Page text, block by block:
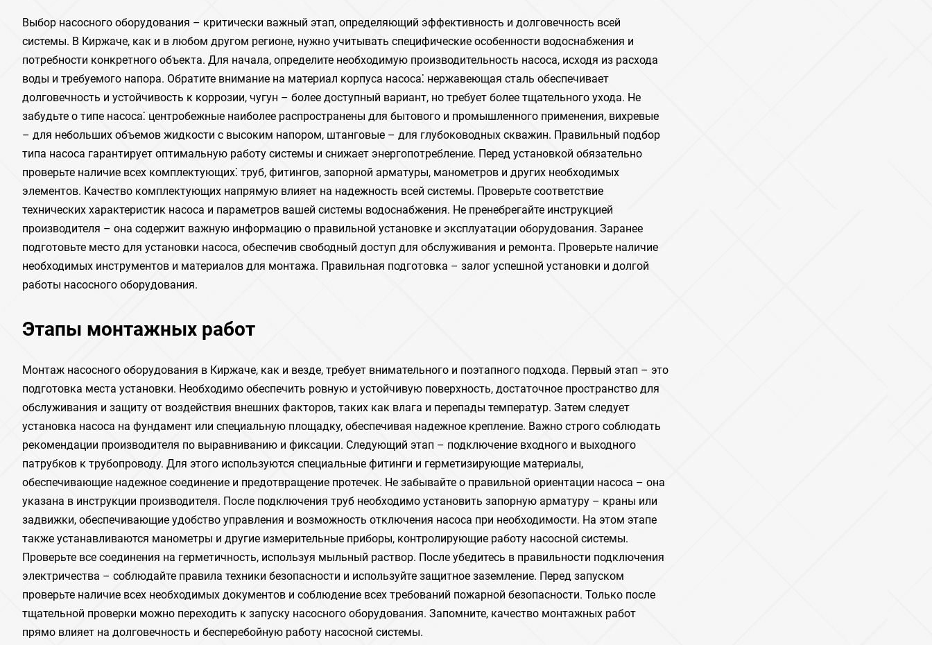
Выбор насосного оборудования – критически важный этап, определяющий эффективность и долговечность всей
системы. В Киржаче, как и в любом другом регионе, нужно учитывать специфические особенности водоснабжения и
потребности конкретного объекта. Для начала, определите необходимую производительность насоса, исходя из расхода
воды и требуемого напора. Обратите внимание на материал корпуса насоса⁚ нержавеющая сталь обеспечивает
долговечность и устойчивость к коррозии, чугун – более доступный вариант, но требует более тщательного ухода. Не
забудьте о типе насоса⁚ центробежные наиболее распространены для бытового и промышленного применения, вихревые
– для небольших объемов жидкости с высоким напором, штанговые – для глубоководных скважин. Правильный подбор
типа насоса гарантирует оптимальную работу системы и снижает энергопотребление. Перед установкой обязательно
проверьте наличие всех комплектующих⁚ труб, фитингов, запорной арматуры, манометров и других необходимых
элементов. Качество комплектующих напрямую влияет на надежность всей системы. Проверьте соответствие
технических характеристик насоса и параметров вашей системы водоснабжения. Не пренебрегайте инструкцией
производителя – она содержит важную информацию о правильной установке и эксплуатации оборудования. Заранее
подготовьте место для установки насоса, обеспечив свободный доступ для обслуживания и ремонта. Проверьте наличие
необходимых инструментов и материалов для монтажа. Правильная подготовка – залог успешной установки и долгой
работы насосного оборудования.
Этапы монтажных работ
Монтаж насосного оборудования в Киржаче, как и везде, требует внимательного и поэтапного подхода. Первый этап – это
подготовка места установки. Необходимо обеспечить ровную и устойчивую поверхность, достаточное пространство для
обслуживания и защиту от воздействия внешних факторов, таких как влага и перепады температур. Затем следует
установка насоса на фундамент или специальную площадку, обеспечивая надежное крепление. Важно строго соблюдать
рекомендации производителя по выравниванию и фиксации. Следующий этап – подключение входного и выходного
патрубков к трубопроводу. Для этого используются специальные фитинги и герметизирующие материалы,
обеспечивающие надежное соединение и предотвращение протечек. Не забывайте о правильной ориентации насоса – она
указана в инструкции производителя. После подключения труб необходимо установить запорную арматуру – краны или
задвижки, обеспечивающие удобство управления и возможность отключения насоса при необходимости. На этом этапе
также устанавливаются манометры и другие измерительные приборы, контролирующие работу насосной системы.
Проверьте все соединения на герметичность, используя мыльный раствор. После убедитесь в правильности подключения
электричества – соблюдайте правила техники безопасности и используйте защитное заземление. Перед запуском
проверьте наличие всех необходимых документов и соблюдение всех требований пожарной безопасности. Только после
тщательной проверки можно переходить к запуску насосного оборудования. Запомните, качество монтажных работ
прямо влияет на долговечность и бесперебойную работу насосной системы.